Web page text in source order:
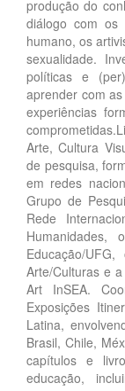
produção do
diálogo com os
humano, os
sexualidade.
políticas e
aprender com
experiências
Arte, Cultura
de pesquisa,
em redes
Grupo de
Rede
Educação/
Arte/Culturas e
Art InSEA.
Exposições
Latina,
Brasil, Chile,
capítulos e
educação,